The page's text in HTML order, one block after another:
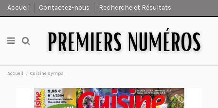
Accueil Contactez-nous Recherche et Résultats
Accueil Cuisine sympa